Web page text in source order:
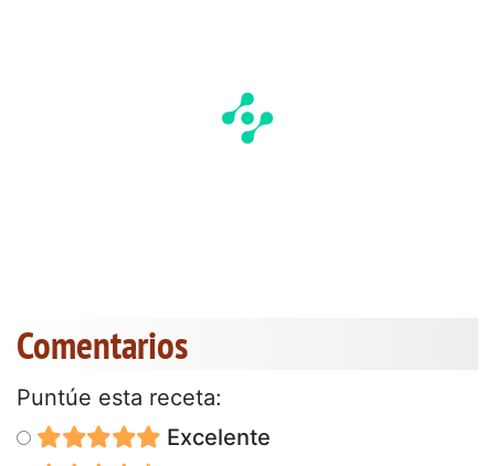
Comentarios
Puntúe esta receta:
Excelente